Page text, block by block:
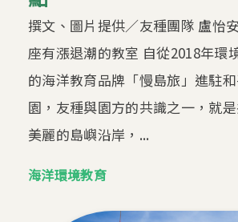
撰文、圖片提供／友種團隊 盧怡
座有漲退潮的教室 自從2018年環
的海洋教育品牌「慢島旅」進駐
園，友種與園方的共識之一，就
美麗的島嶼沿岸，...
海洋環境教育